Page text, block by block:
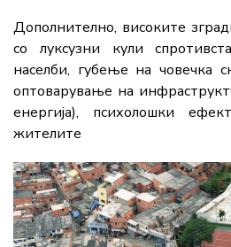
Дополнително, високите
со луксузни кули
населби, губење на човечка
оптоварување на
енергија), психолошки
жителите